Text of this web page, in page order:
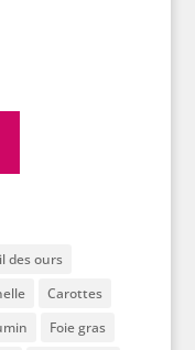
des ours
Carottes
Foie gras